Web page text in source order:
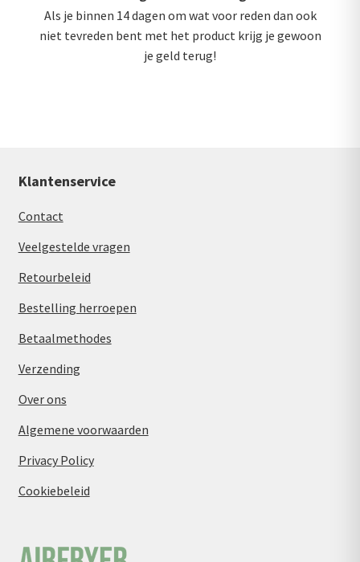
Als je binnen 14 dagen om wat voor reden dan ook
niet tevreden bent met het product krijg je gewoon
je geld terug!
Klantenservice
Contact
Veelgestelde vragen
Retourbeleid
Bestelling herroepen
Betaalmethodes
Verzending
Over ons
Algemene voorwaarden
Privacy Policy
Cookiebeleid